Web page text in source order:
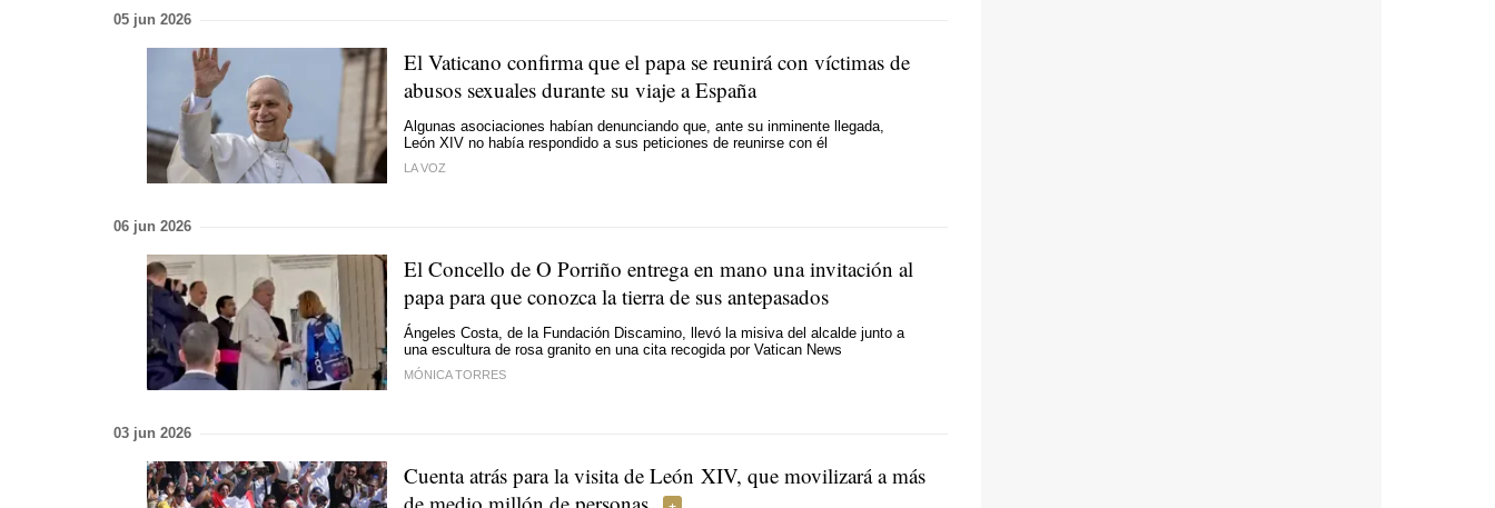
05 jun 2026
El Vaticano confirma que el papa se reunirá con víctimas de
abusos sexuales durante su viaje a España
Algunas asociaciones habían denunciando que, ante su inminente llegada,
León XIV no había respondido a sus peticiones de reunirse con él
LA VOZ
06 jun 2026
El Concello de O Porriño entrega en mano una invitación al
papa para que conozca la tierra de sus antepasados
Ángeles Costa, de la Fundación Discamino, llevó la misiva del alcalde junto a
una escultura de rosa granito en una cita recogida por Vatican News
MÓNICA TORRES
03 jun 2026
Cuenta atrás para la visita de León XIV, que movilizará a más